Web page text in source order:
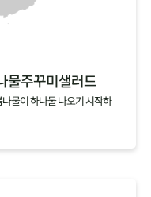
물주꾸미샐러드
물이 하나둘 나오기 시작하